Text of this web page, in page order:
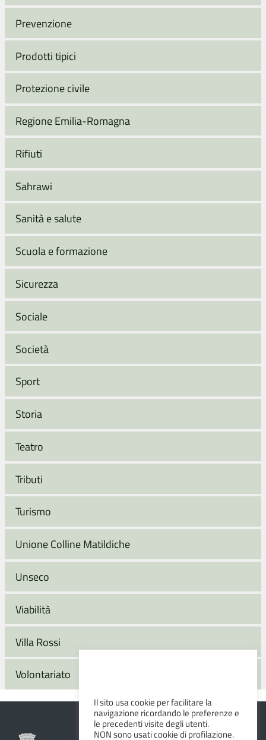
Prevenzione
Prodotti tipici
Protezione civile
Regione Emilia-Romagna
Rifiuti
Sahrawi
Sanità e salute
Scuola e formazione
Sicurezza
Sociale
Società
Sport
Storia
Teatro
Tributi
Turismo
Unione Colline Matildiche
Unseco
Viabilità
Villa Rossi
Volontariato
Il sito usa cookie per facilitare la
navigazione ricordando le preferenze e
le precedenti visite degli utenti.
NON sono usati cookie di profilazione.